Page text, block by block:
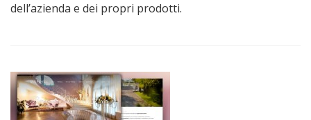
dell’azienda e dei propri prodotti.